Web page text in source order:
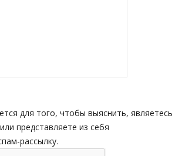
для того, чтобы выяснить, являетесь
представляете из себя
рассылку.